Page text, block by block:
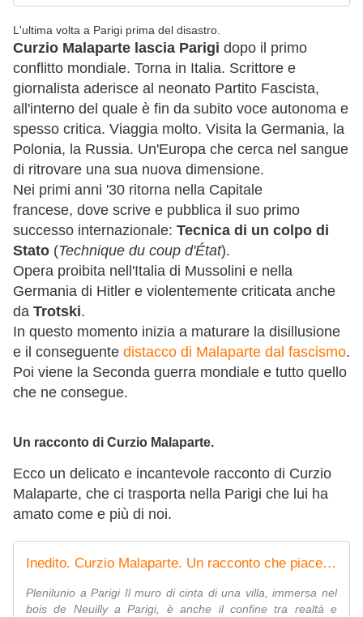
L'ultima volta a Parigi prima del disastro.
Curzio Malaparte lascia Parigi dopo il primo
conflitto mondiale. Torna in Italia. Scrittore e
giornalista aderisce al neonato Partito Fascista,
all'interno del quale è fin da subito voce autonoma e
spesso critica. Viaggia molto. Visita la Germania, la
Polonia, la Russia. Un'Europa che cerca nel sangue
di ritrovare una sua nuova dimensione.
Nei primi anni '30 ritorna nella Capitale
francese, dove scrive e pubblica il suo primo
successo internazionale: Tecnica di un colpo di
Stato (Technique du coup d'État).
Opera proibita nell'Italia di Mussolini e nella
Germania di Hitler e violentemente criticata anche
da Trotski.
In questo momento inizia a maturare la disillusione
e il conseguente distacco di Malaparte dal fascismo.
Poi viene la Seconda guerra mondiale e tutto quello
che ne consegue.
Un racconto di Curzio Malaparte.
Ecco un delicato e incantevole racconto di Curzio
Malaparte, che ci trasporta nella Parigi che lui ha
amato come e più di noi.
Inedito. Curzio Malaparte. Un racconto che piacerebbe a Woody Allen - Satisfiction
Plenilunio a Parigi Il muro di cinta di una villa, immersa nel
bois de Neuilly a Parigi, è anche il confine tra realtà e